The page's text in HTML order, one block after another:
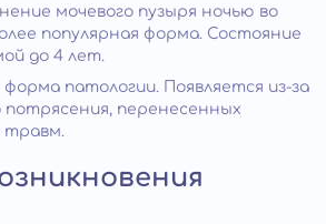
мочевого пузыря ночью во
популярная форма. Состояние
до 4 лет.
патологии. Появляется из-за
потрясения, перенесенных
травм.